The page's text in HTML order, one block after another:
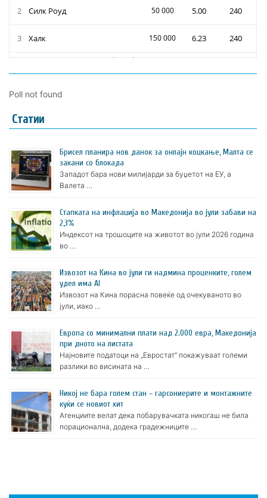
Poll not found
Статии
Брисел планира нов данок за онлајн коцкање, Малта се
закани со блокада
Западот бара нови милијарди за буџетот на ЕУ, а
Валета …
Стапката на инфлација во Македонија во јули забави на
2,3%
Индексот на трошоците на животот во јули 2026 година
во …
Извозот на Кина во јули ги надмина проценките, голем
удел има AI
Извозот на Кина порасна повеќе од очекуваното во
јули, иако …
Европа со минимални плати над 2.000 евра, Македонија
при дното на листата
Најновите податоци на „Евростат“ покажуваат големи
разлики во висината на …
Никој не бара голем стан – гарсониерите и монтажните
куќи се новиот хит
Агенциите велат дека побарувачката никогаш не била
порационална, додека градежниците …